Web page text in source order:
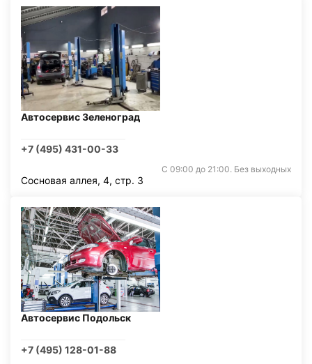
Автосервис Зеленоград
+7 (495) 431-00-33
С 09:00 до 21:00. Без выходных
Сосновая аллея, 4, стр. 3
Автосервис Подольск
+7 (495) 128-01-88